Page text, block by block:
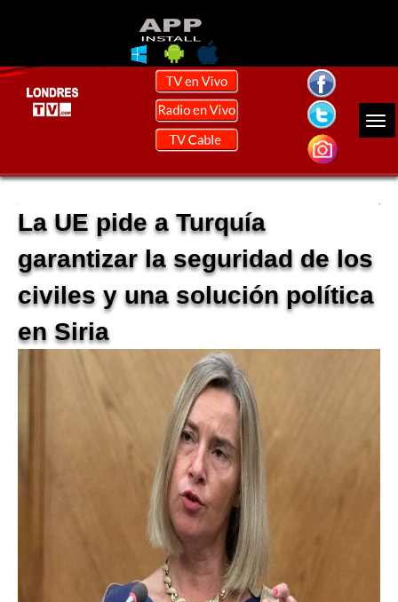
La UE pide a Turquía
garantizar la seguridad de los
civiles y una solución política
en Siria